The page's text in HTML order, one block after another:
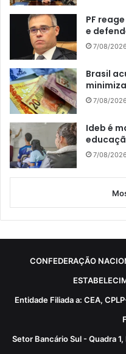
PF
e
7/08/2026
Brasil
7/08/2026
Ideb é
7/08/2026
CONFEDERAÇÃO
Entidade Filiada a: CEA,
Setor Bancário Sul - Quadra